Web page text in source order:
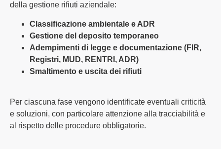
della gestione rifiuti aziendale:
Classificazione ambientale e ADR
Gestione del deposito temporaneo
Adempimenti di legge e documentazione (FIR,
Registri, MUD, RENTRI, ADR)
Smaltimento e uscita dei rifiuti
Per ciascuna fase vengono identificate eventuali criticità
e soluzioni, con particolare attenzione alla tracciabilità e
al rispetto delle procedure obbligatorie.